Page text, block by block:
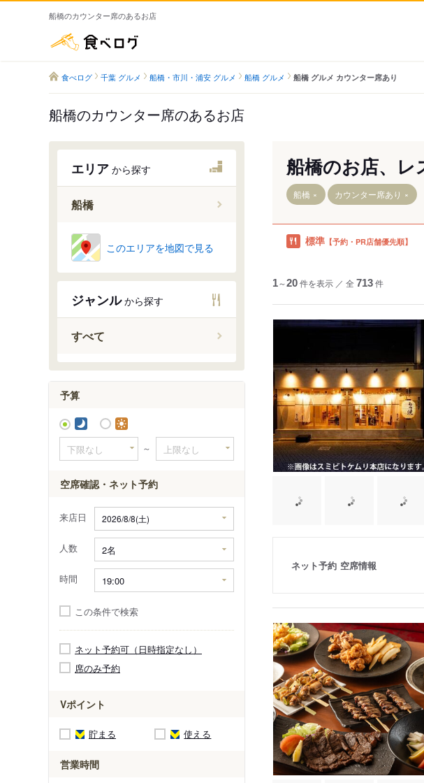
船橋のカウンター席のあるお店
食べログ 千葉 グルメ 船橋・市川・浦安 グルメ 船橋 グルメ 船橋 グルメ カウンター席あり
船橋のカウンター席のあるお店
エリア から探す
船橋
前原駅
習志野駅
北習志野駅
高根木戸駅
滝不動駅
三咲駅
二和向
東船
船橋駅
南船橋
原木中
このエリアを地図で見る
ジャンルから探す
すべて
予算
～
空席確認・ネット予約
来店日
人数
時間
この条件で検索
ネット予約可（日時指定なし）
席のみ予約
Vポイント
貯まる 使える
営業時間
船橋のお店、レ
船橋 カウンター席あり
標準 【予約・PR店舗優先順】
1～20件を表示 ／ 全 713件
ネット予約 空席情報